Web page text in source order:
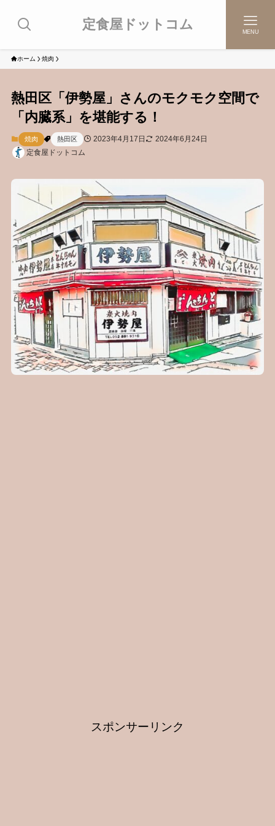
定食屋ドットコム MENU
ホーム 焼肉
熱田区「伊勢屋」さんのモクモク空間で
「内臓系」を堪能する！
焼肉 熱田区 2023年4月17日
2024年6月24日
定食屋ドットコム
スポンサーリンク